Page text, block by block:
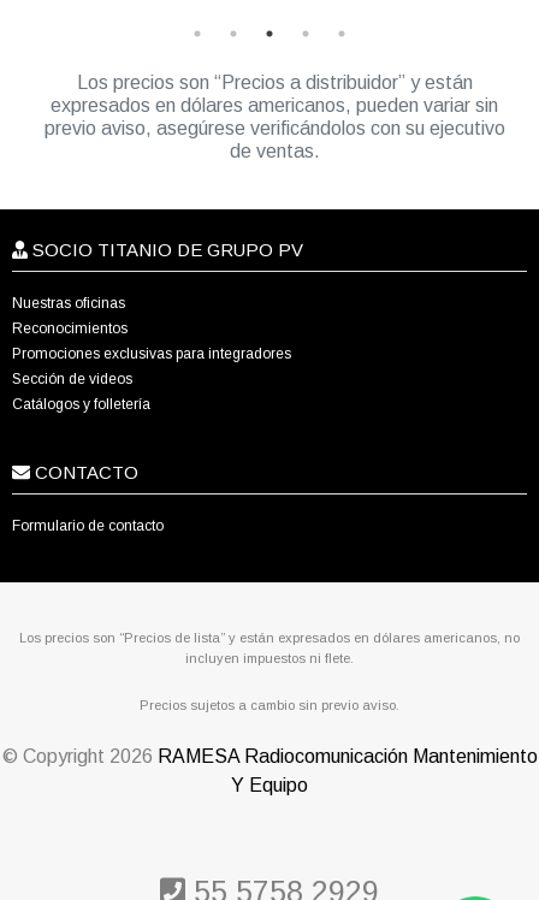
Los precios son “Precios a distribuidor” y están
expresados en dólares americanos, pueden variar sin
previo aviso, asegúrese verificándolos con su ejecutivo
de ventas.
SOCIO TITANIO DE GRUPO PV
Nuestras oficinas
Reconocimientos
Promociones exclusivas para integradores
Sección de videos
Catálogos y folletería
CONTACTO
Formulario de contacto
Los precios son “Precios de lista” y están expresados en dólares americanos, no
incluyen impuestos ni flete.
Precios sujetos a cambio sin previo aviso.
© Copyright 2026 RAMESA Radiocomunicación Mantenimiento
Y Equipo
55 5758 2929